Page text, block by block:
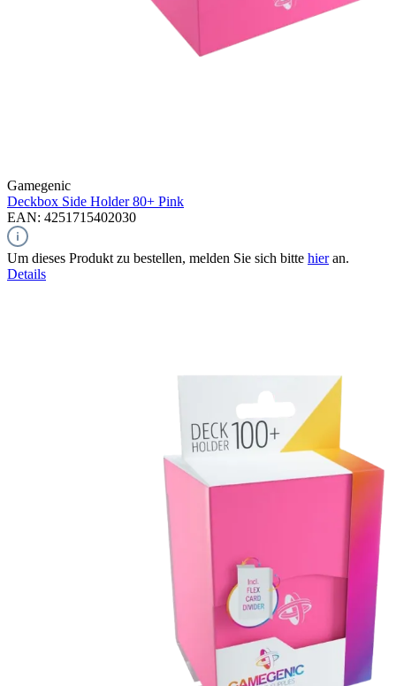
Gamegenic
Deckbox Side Holder 80+ Pink
EAN: 4251715402030
Um dieses Produkt zu bestellen, melden Sie sich bitte hieran.
Details